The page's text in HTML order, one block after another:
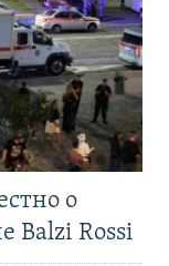
о
Balzi Rossi